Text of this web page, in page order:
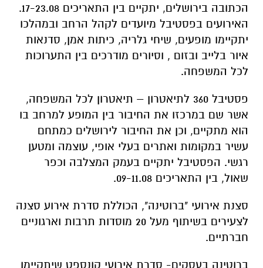
הכתובה בירושלים, יתקיים בין התאריכים 17-23.08.
האירועים בפסטיבל מיועדים לקהל הרחב ובמהלכו
יתקיימו מופעים, שיחי גלריה, כיתות אמן, סדנאות
איור בלייב ובזום , וסיורים מודרכים בין התערוכות
לכל המשפחה.
פסטיבל 360 לתיאטרון – תיאטרון לכל המשפחה,
אשר שם במרכזו את החיבור בין המופע למרחב בו
הוא מתקיים, וכן את החיבור לירושלים כמתחם
עשיר במקומות ואתרים בעלי אופי, עוצמה ומטען
רגשי. הפסטיבל יתקיים בעמק המצלבה וכפר
שאול, בין התאריכים 09-11.08.
סצנת אירועי "ברוטינה", הכוללת סדרת אירוע סצנה
לצעירים בשיתוף מעל 20 מוסדות תרבות וארגוניים
חברתיים.
ברוטינה בעסקים- סדרת אירועי קונספט שיתקיימו